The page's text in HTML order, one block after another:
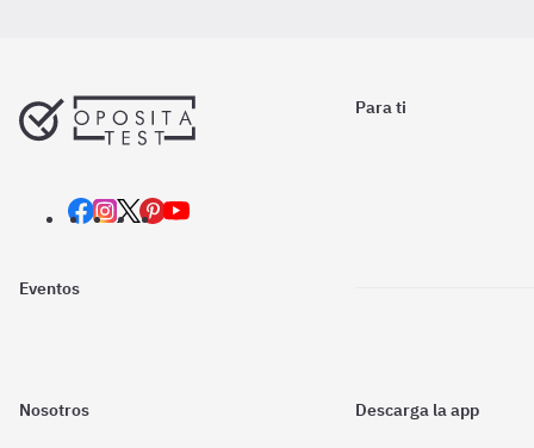
Para ti
Eventos
Nosotros Descarga la app